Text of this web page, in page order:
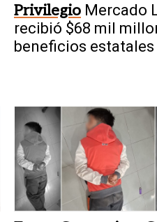
Privilegio Mercado
recibió $68 mil
beneficios estatales